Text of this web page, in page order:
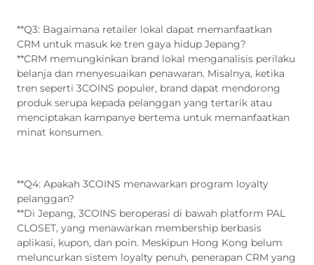
**Q3: Bagaimana retailer lokal dapat memanfaatkan
CRM untuk masuk ke tren gaya hidup Jepang?
**CRM memungkinkan brand lokal menganalisis perilaku
belanja dan menyesuaikan penawaran. Misalnya, ketika
tren seperti 3COINS populer, brand dapat mendorong
produk serupa kepada pelanggan yang tertarik atau
menciptakan kampanye bertema untuk memanfaatkan
minat konsumen.
**Q4: Apakah 3COINS menawarkan program loyalty
pelanggan?
**Di Jepang, 3COINS beroperasi di bawah platform PAL
CLOSET, yang menawarkan membership berbasis
aplikasi, kupon, dan poin. Meskipun Hong Kong belum
meluncurkan sistem loyalty penuh, penerapan CRM yang